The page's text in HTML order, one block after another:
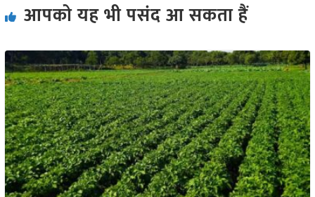
आपको यह भी पसंद आ सकता हैं